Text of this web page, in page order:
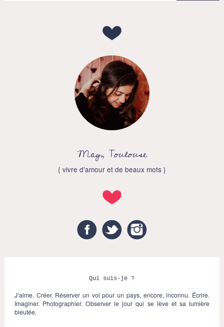
May, Toulouse
{ vivre d'amour et de beaux mots }
FacebookTwitter
Qui suis-je ?
J’aime. Créer. Réserver un vol pour un pays, encore, inconnu. Écrire.
Imaginer. Photographier. Observer le jour qui se lève et sa lumière
bleutée.